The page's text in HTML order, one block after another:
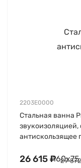
2203E0000
Стальная ванна
звукоизоляцией,
антискользящее
26 615 ₽ 29